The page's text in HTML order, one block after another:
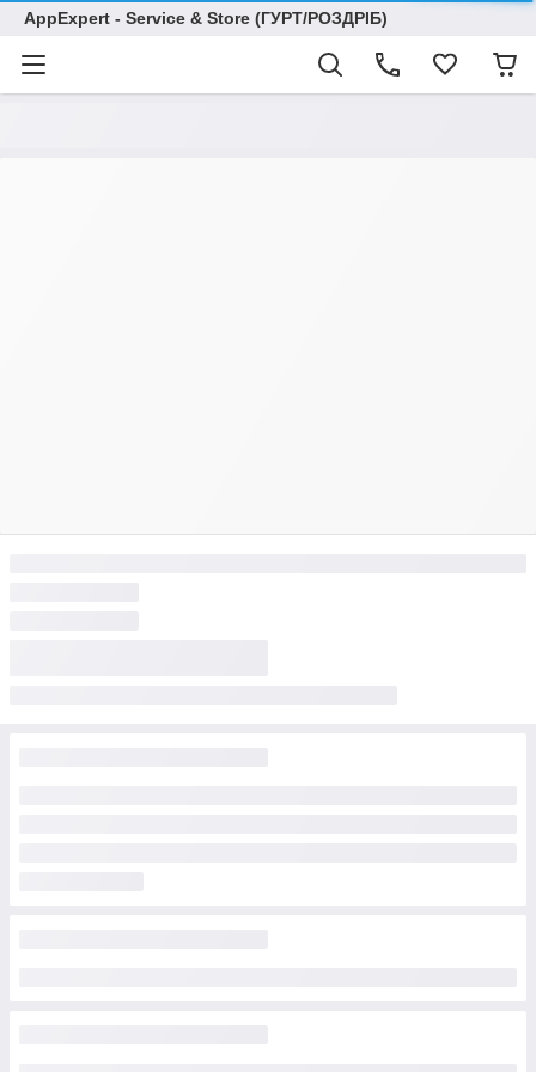
AppExpert - Service & Store (ГУРТ/РОЗДРІБ)